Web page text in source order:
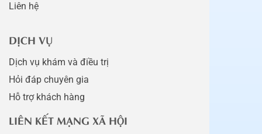
Liên hệ
DỊCH VỤ
Dịch vụ khám và điều trị
Hỏi đáp chuyên gia
Hỗ trợ khách hàng
LIÊN KẾT MẠNG XÃ HỘI